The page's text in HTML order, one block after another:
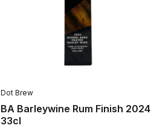
Dot Brew
BA Barleywine Rum Finish 2024
33cl